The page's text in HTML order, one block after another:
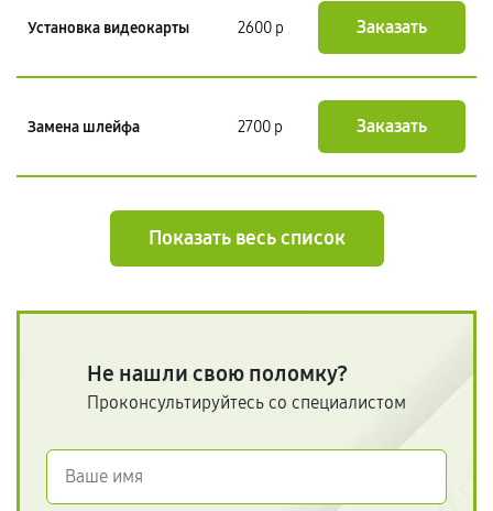
Установка видеокарты 2600 р Заказать
Замена шлейфа 2700 р Заказать
Показать весь список
Не нашли свою поломку?
Проконсультируйтесь со специалистом